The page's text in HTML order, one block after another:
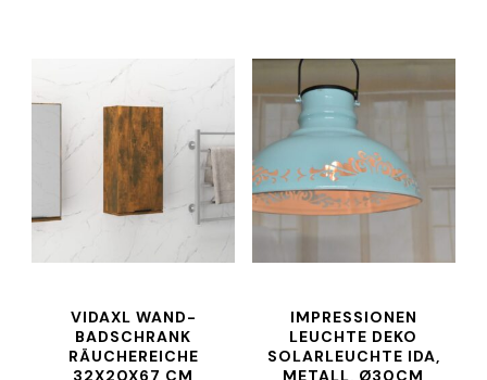
VIDAXL WAND-
BADSCHRANK
RÄUCHEREICHE
32X20X67 CM
IMPRESSIONEN
LEUCHTE DEKO
SOLARLEUCHTE IDA,
METALL, Ø30CM